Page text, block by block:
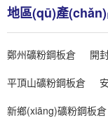
地區(qū)產
鄭州礦粉鋼板倉 開
平頂山礦粉鋼板倉
新鄉(xiāng)礦粉鋼板倉